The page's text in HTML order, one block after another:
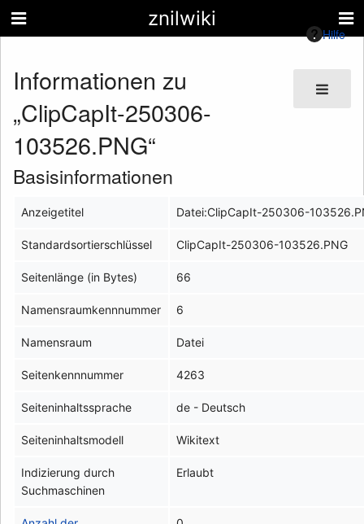
znilwiki
Hilfe
Informationen zu
„ClipCapIt-250306-
103526.PNG“
Basisinformationen
Anzeigetitel Datei:ClipCapIt-250306-
Standardsortierschlüssel ClipCapIt-250306-103526.PNG
Seitenlänge (in Bytes) 66
Namensraumkennnummer 6
Namensraum Datei
Seitenkennnummer 4263
Seiteninhaltssprache de - Deutsch
Seiteninhaltsmodell Wikitext
Indizierung durch
Suchmaschinen
Erlaubt